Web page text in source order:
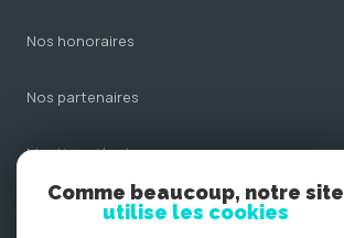
nos honoraires
nos partenaires
mentions légales
Comme beaucoup, notre site
utilise les cookies